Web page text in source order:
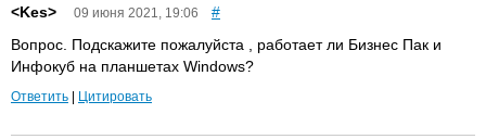
<Kes> 09 июня 2021, 19:06
#
Вопрос. Подскажите пожалуйста , работает ли Бизнес Пак и
Инфокуб на планшетах Windows?
Ответить Цитировать